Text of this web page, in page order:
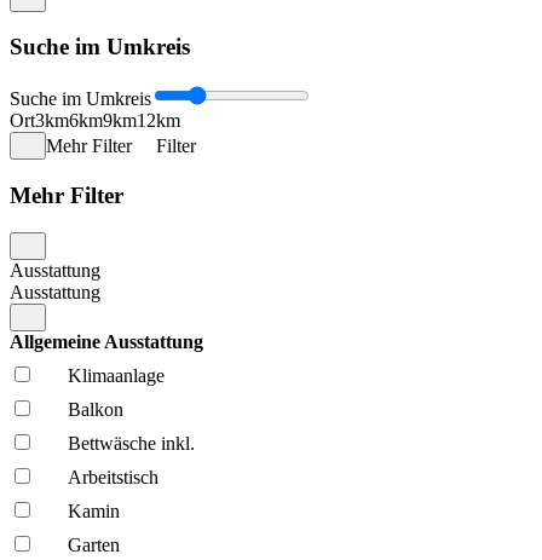
Suche im Umkreis
Suche im Umkreis
Ort3km6km9km12km
Mehr Filter
Filter
Mehr Filter
Ausstattung
Ausstattung
Allgemeine Ausstattung
Klima­anlage
Balkon
Bettwäsche inkl.
Arbeitstisch
Kamin
Garten